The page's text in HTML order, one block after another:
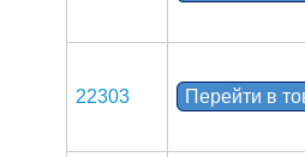
22303 Перейти в